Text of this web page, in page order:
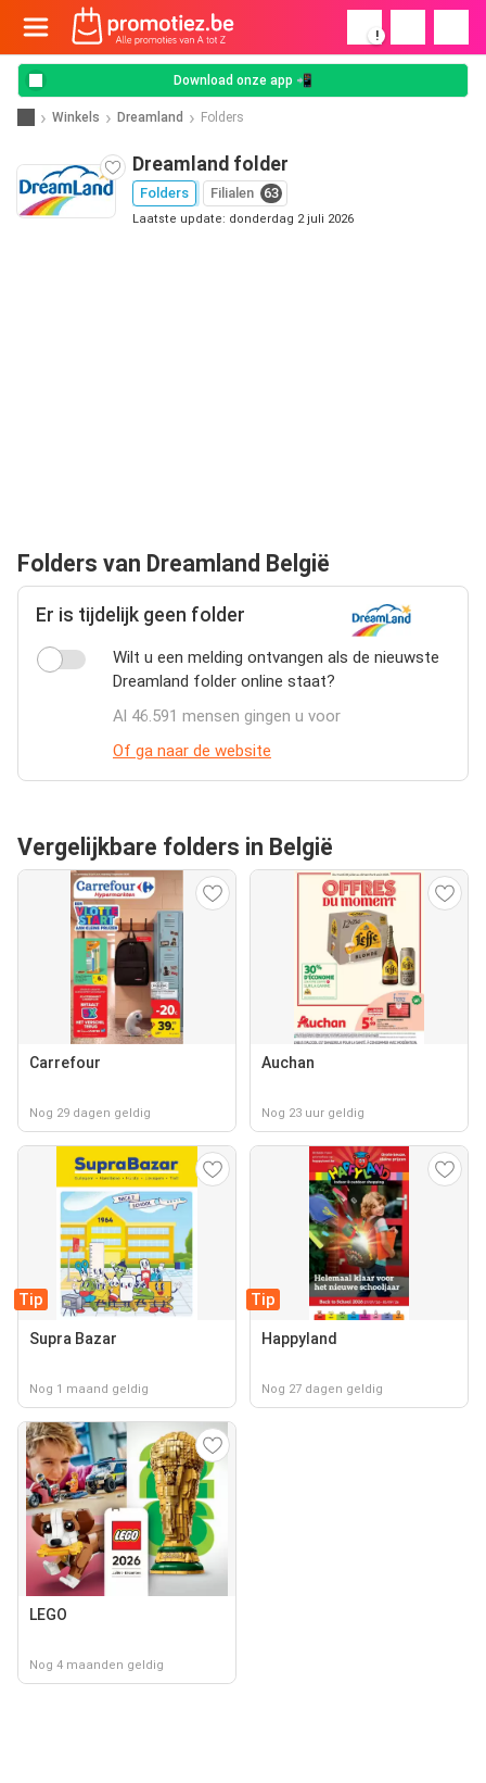
!
Download onze app 📲
Winkels Dreamland Folders
Dreamland folder
Folders Filialen 63
Laatste update: donderdag 2 juli 2026
Folders van Dreamland België
Er is tijdelijk geen folder
Wilt u een melding ontvangen als de nieuwste
Dreamland folder online staat?
Al 46.591 mensen gingen u voor
Of ga naar de website
Vergelijkbare folders in België
Carrefour
Nog 29 dagen geldig
Auchan
Nog 23 uur geldig
Tip
Supra Bazar
Nog 1 maand geldig
Tip
Happyland
Nog 27 dagen geldig
LEGO
Nog 4 maanden geldig